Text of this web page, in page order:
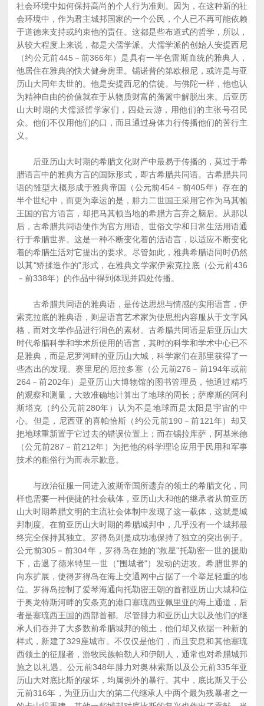
社会环境中如何保持高尚的个人行为准则。因为，在这种新的社
会环境中，作为君主城邦国家的一个公民，个人已不再可能依赖
于道德来支持或约束他的责任。这都是些布道式的哲学，所以，
从较大程度上来说，都是犬儒学派。犬儒学派的创始人安提西尼
（约公元前445－前366年）是具有一半色雷斯血统的雅典人，
他居住在雅典的快犬健身房里。锡诺普的第欧根尼，或许是与亚
历山大同年去世的。他是安提西尼的信徒。与佛陀一样，他也认
为精神自由的价值就在于从物质财富的藩篱中解脱出来。后亚历
山大时期的犬儒派哲学家们，四处云游，用他们的主张号召民
众。他们不仅用他们的口，而且通过身体力行传播他们的苦行主
义。
后亚历山大时期的希腊文化财产中最易于传播的，莫过于希
腊语言中的雅典方言的国际形式，即古希腊共同语。古希腊共同
语的雏型大概形成于雅典帝国（公元前454－前405年）存在的
半个世纪中，而更为幸运的是，腓力二世国王采用它作为马其顿
王国的官方语言，却把马其顿当地的希腊方言弃之脑后。从那以
后，古希腊共同语使作为官方用语、世俗文学和日常生活用语通
行于希腊世界。这是一种不断变化着的活语言，以适应不断变化
着的希腊生活对它提出的要求。尽管如此，雅典希腊语同时仍然
以其"矫揉造作的"形式，在雅典文学家伊索克拉底（公元前436
－前338年）的作品中得到体现并四处传播。
古希腊共同语的雅典语，是传达思想与情感的实用语言，伊
索克拉底的雅典语，则是语言艺术家为使思想内容服从于文字风
格，而对文学作品进行润色的素材。古希腊共同语是后亚历山大
时代希腊科学和学术所使用的语言，其时的科学和学术中心已不
是雅典，而是尼罗河畔的亚历山大城，科学家们在那里获得了一
些杰出的发现。赛里尼的厄拉多塞（公元前276－前194年或前
264－前202年）是亚历山大博物馆的图书管理员，他通过精巧
的观察和测量，大致准确地计算出了地球的周长；萨摩斯的阿利
斯塔克（约公元前280年）认为不是地球而是太阳是宇宙的中
心。但是，尼西亚的喜帕恰斯（约公元前190－前121年）却又
把地球重新置于它过去的错误位置上；而在锡拉库萨，阿基米德
（公元前287－前212年）为把他的科学理论应用于民用和军事
技术的粗俗行为而表示歉意。
与政治征服一同进入波斯帝国所遗弃的领土的希腊文化，同
样也需要一种便捷的社会载体，亚历山大和他的继承者从前亚历
山大时期希腊文明的主流社会体制中发现了这一载体，这就是城
邦制度。在前亚历山大时期的希腊城邦中，几乎没有一个城邦最
终完全保持其独立。罗得岛则是成功地保持了独立的突出例子。
公元前305－前304年，罗得岛在她的"救星"托勒密一世的援助
下，击退了德米特里一世（"围城者"）发动的进攻。希腊世界的
向东扩展，使得罗得岛在海上交通网中占据了一个举足轻重的地
位。罗得岛控制了爱琴海通向托勒密王朝的首都亚历山大城和位
于奥龙特斯河畔的安条克的港口塞琉西亚佩里亚的海上通道，后
者是塞琉西王国的西部首都。尽管腓力和亚历山大以及他们的继
承人们吞并了大多数前希腊城邦的领土，他们却又依据一种新的
样式，新建了329座城市。不仅仅是他们，而且安息和其他塞琉
西领土的征服者，游牧民族帕勒人和伊朗人，通常也对希腊城邦
施之以礼遇。公元前348年腓力对奥林索斯以及公元前335年亚
历山大对底比斯的破坏，均属例外的暴行。其中，底比斯又于公
元前316年，为亚历山大的第二代继承人中两个最为残暴者之一